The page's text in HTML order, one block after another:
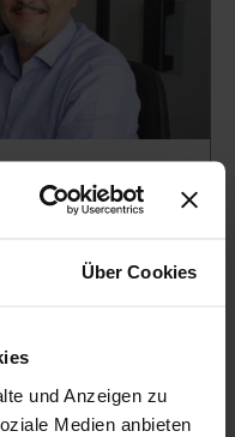
Über Cookies
und Anzeigen zu
Medien anbieten
Kooperation
Aufgabe in dem